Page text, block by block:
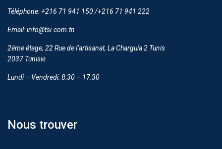
Téléphone: +216 71 941 150 /+216 71 941 222
Email: info@tsi.com.tn
2éme étage, 22 Rue de l’artisanat, La Charguia 2 Tunis
2037 Tunisie
Lundi – Vendredi: 8:30 – 17:30
Nous trouver